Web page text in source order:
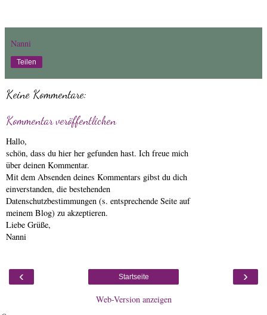
Nanni
Teilen
Keine Kommentare:
Kommentar veröffentlichen
Hallo,
schön, dass du hier her gefunden hast. Ich freue mich
über deinen Kommentar.
Mit dem Absenden deines Kommentars gibst du dich
einverstanden, die bestehenden
Datenschutzbestimmungen (s. entsprechende Seite auf
meinem Blog) zu akzeptieren.
Liebe Grüße,
Nanni
‹ ›
Startseite
Web-Version anzeigen